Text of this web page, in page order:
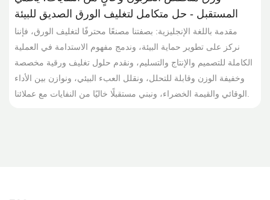
المستقبل - حل متكامل لتغليف الورق الصديق للبيئة
مقدمة باللغة الإنجليزية: بصفتنا مصنعًا محترفًا لتغليف الورق، فإننا
نركز على تطوير حماية البيئة، وندمج مفهوم الاستدامة في العملية
الكاملة للتصميم والإنتاج والتسليم، ونقدم حلول تغليف ورقية مخصصة
وخفيفة الوزن وقابلة للتحلل، ونقلل العبء البيئي، ونوازن بين الأداء